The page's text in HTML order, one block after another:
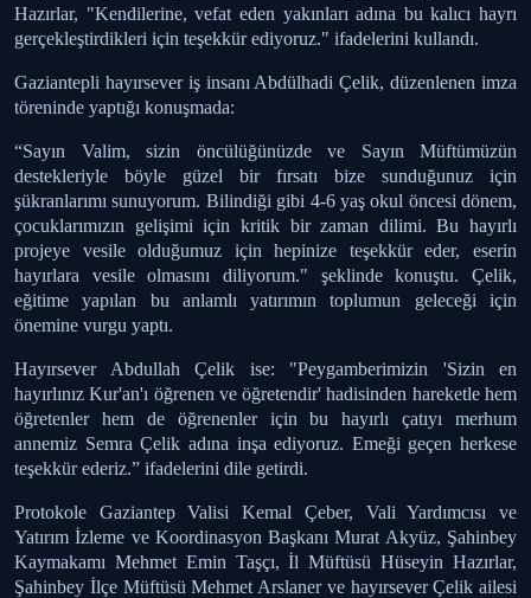
Hazırlar, "Kendilerine, vefat eden yakınları adına bu kalıcı hayrı
gerçekleştirdikleri için teşekkür ediyoruz." ifadelerini kullandı.
Gaziantepli hayırsever iş insanı Abdülhadi Çelik, düzenlenen imza
töreninde yaptığı konuşmada:
“Sayın Valim, sizin öncülüğünüzde ve Sayın Müftümüzün
destekleriyle böyle güzel bir fırsatı bize sunduğunuz için
şükranlarımı sunuyorum. Bilindiği gibi 4-6 yaş okul öncesi dönem,
çocuklarımızın gelişimi için kritik bir zaman dilimi. Bu hayırlı
projeye vesile olduğumuz için hepinize teşekkür eder, eserin
hayırlara vesile olmasını diliyorum." şeklinde konuştu. Çelik,
eğitime yapılan bu anlamlı yatırımın toplumun geleceği için
önemine vurgu yaptı.
Hayırsever Abdullah Çelik ise: "Peygamberimizin 'Sizin en
hayırlınız Kur'an'ı öğrenen ve öğretendir' hadisinden hareketle hem
öğretenler hem de öğrenenler için bu hayırlı çatıyı merhum
annemiz Semra Çelik adına inşa ediyoruz. Emeği geçen herkese
teşekkür ederiz.” ifadelerini dile getirdi.
Protokole Gaziantep Valisi Kemal Çeber, Vali Yardımcısı ve
Yatırım İzleme ve Koordinasyon Başkanı Murat Akyüz, Şahinbey
Kaymakamı Mehmet Emin Taşçı, İl Müftüsü Hüseyin Hazırlar,
Şahinbey İlçe Müftüsü Mehmet Arslaner ve hayırsever Çelik ailesi